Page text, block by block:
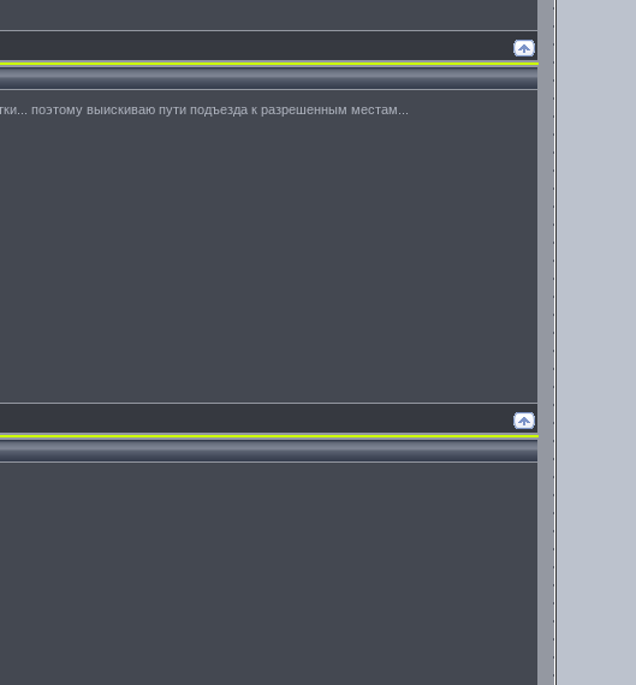
поэтому выискиваю пути подъезда к разрешенным местам...